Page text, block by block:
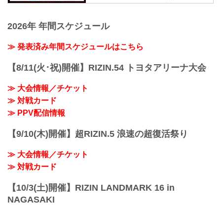
RIZIN LANDMARK 5 in YOYOGIの開催日
変更前：4月30日（日）
ート！
開催されるFEDELTA presents RIZIN
ケットが、ABEMA、U-NEXT、RIZIN
100 CLUBの販売スタートしたぞ！
2026年 年間スケジュール
≫ 発表済み年間スケジュールはこちら
【8/11(火･祝)開催】RIZIN.54 トヨタアリーナ大会
≫ 大会情報／チケット
≫ 対戦カード
≫ PPV配信情報
【9/10(木)開催】超RIZIN.5 浪速の超復活祭り
≫ 大会情報／チケット
≫ 対戦カード
【10/3(土)開催】RIZIN LANDMARK 16 in
NAGASAKI